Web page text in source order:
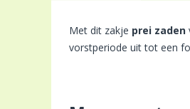
Met dit zakje prei zaden
vorstperiode uit tot een